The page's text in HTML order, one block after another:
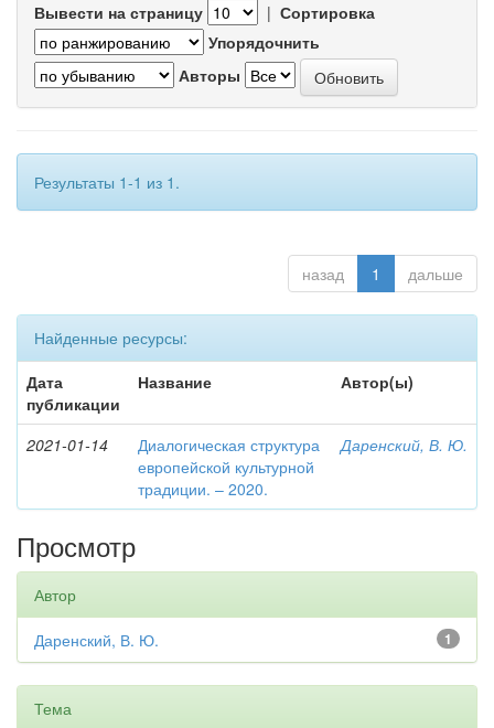
Вывести на страницу | Сортировка
Упорядочнить
Авторы
Результаты 1-1 из 1.
назад 1 дальше
Найденные ресурсы:
Дата
публикации
Название Автор(ы)
2021-01-14
Диалогическая структура
европейской культурной
традиции. – 2020.
Даренский, В. Ю.
Просмотр
Автор
1
Даренский, В. Ю.
Тема